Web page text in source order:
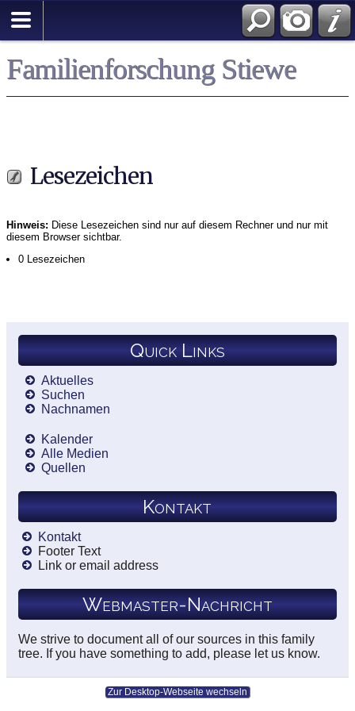
Familienforschung Stiewe
Lesezeichen
Hinweis: Diese Lesezeichen sind nur auf diesem Rechner und nur mit
diesem Browser sichtbar.
0 Lesezeichen
Quick Links
Aktuelles
Suchen
Nachnamen
Kalender
Alle Medien
Quellen
Kontakt
Kontakt
Footer Text
Link or email address
Webmaster-Nachricht
We strive to document all of our sources in this family
tree. If you have something to add, please let us know.
Zur Desktop-Webseite wechseln